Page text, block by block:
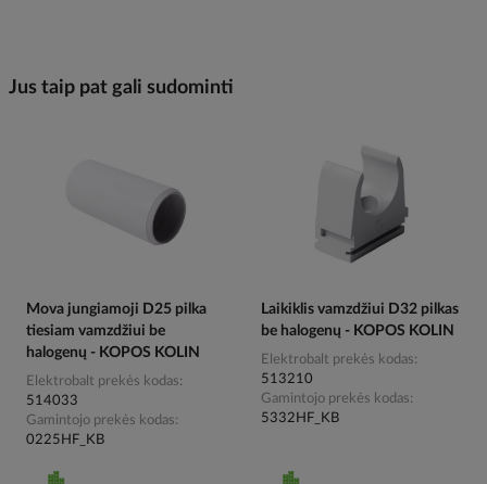
Jus taip pat gali sudominti
Mova jungiamoji D25 pilka
tiesiam vamzdžiui be
halogenų - KOPOS KOLIN
Elektrobalt prekės kodas
514033
Gamintojo prekės kodas
0225HF_KB
Laikiklis vamzdžiui D32 pilkas
be halogenų - KOPOS KOLIN
Elektrobalt prekės kodas
513210
Gamintojo prekės kodas
5332HF_KB